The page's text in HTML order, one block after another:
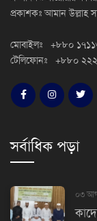
প্রকাশকঃ আমান উল্লাহ
মোবাইলঃ +৮৮০
টেলিফোনঃ +৮৮০
সর্বাধিক পড়া
০৩